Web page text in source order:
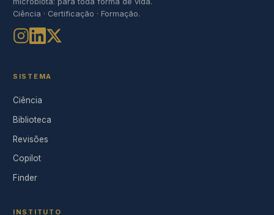
Ciência · Certificação · Formação.
SISTEMA
Ciência
Biblioteca
Revisões
Copilot
Finder
INSTITUTO